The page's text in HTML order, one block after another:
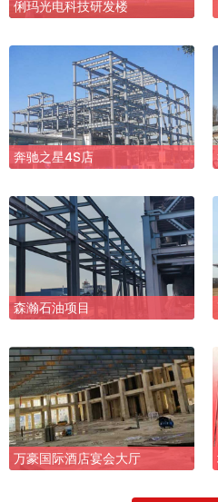
俐玛光电科技研发楼
奔驰之星4S店
森瀚石油项目
万豪国际酒店宴会大厅